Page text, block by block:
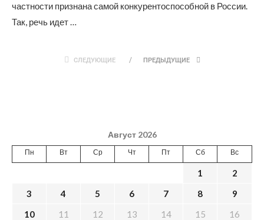
частности признана самой конкурентоспособной в России.
Так, речь идет …
СЛЕДУЮЩИЕ ПРЕДЫДУЩИЕ
Август 2026
Пн Вт Ср Чт Пт Сб Вс
1
2
3
4 5 6 7 8
9
10
11 12 13 14 15
16